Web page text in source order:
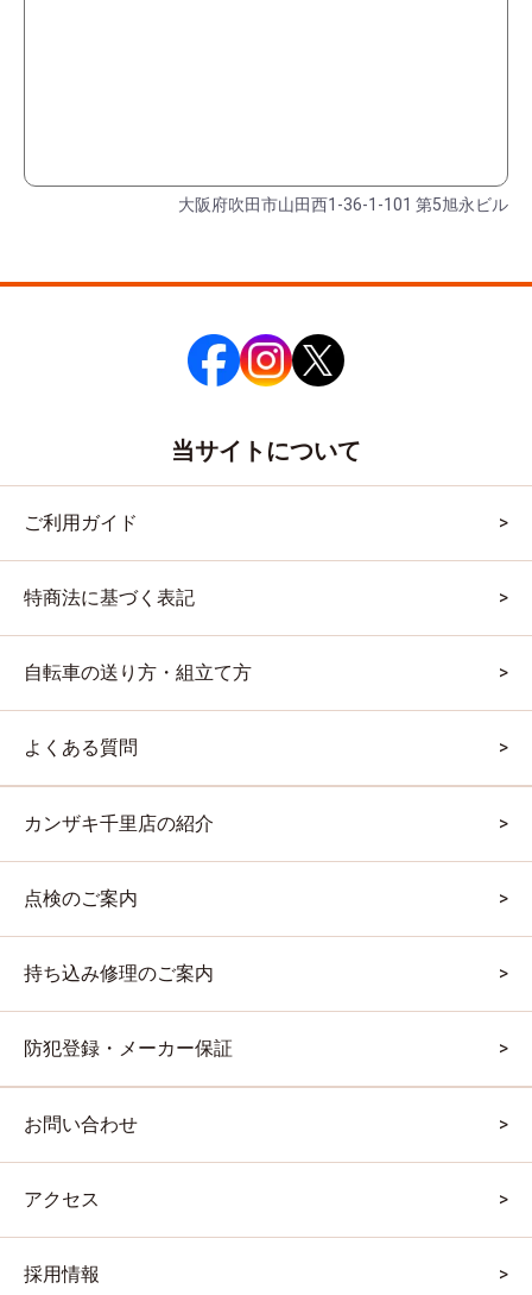
大阪府吹田市山田西1-36-1-101 第5旭永ビル
当サイトについて
ご利用ガイド
特商法に基づく表記
自転車の送り方・組立て方
よくある質問
カンザキ千里店の紹介
点検のご案内
持ち込み修理のご案内
防犯登録・メーカー保証
お問い合わせ
アクセス
採用情報